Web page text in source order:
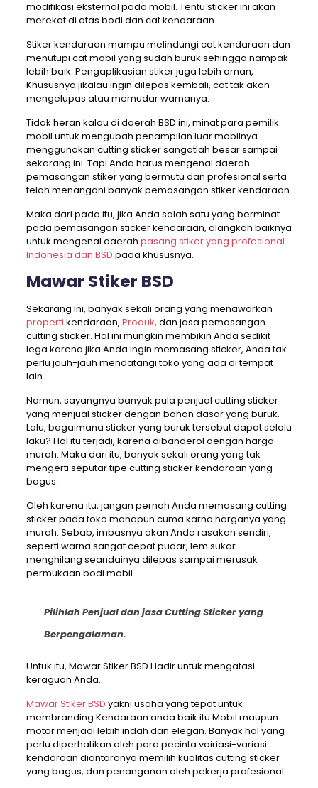
modifikasi eksternal pada mobil. Tentu sticker ini akan
merekat di atas bodi dan cat kendaraan.
Stiker kendaraan mampu melindungi cat kendaraan dan
menutupi cat mobil yang sudah buruk sehingga nampak
lebih baik. Pengaplikasian stiker juga lebih aman,
Khususnya jikalau ingin dilepas kembali, cat tak akan
mengelupas atau memudar warnanya.
Tidak heran kalau di daerah BSD ini, minat para pemilik
mobil untuk mengubah penampilan luar mobilnya
menggunakan cutting sticker sangatlah besar sampai
sekarang ini. Tapi Anda harus mengenal daerah
pemasangan stiker yang bermutu dan profesional serta
telah menangani banyak pemasangan stiker kendaraan.
Maka dari pada itu, jika Anda salah satu yang berminat
pada pemasangan sticker kendaraan, alangkah baiknya
untuk mengenal daerah pasang stiker yang profesional
Indonesia dan BSD pada khususnya.
Mawar Stiker BSD
Sekarang ini, banyak sekali orang yang menawarkan
properti kendaraan, Produk, dan jasa pemasangan
cutting sticker. Hal ini mungkin membikin Anda sedikit
lega karena jika Anda ingin memasang sticker, Anda tak
perlu jauh-jauh mendatangi toko yang ada di tempat
lain.
Namun, sayangnya banyak pula penjual cutting sticker
yang menjual sticker dengan bahan dasar yang buruk.
Lalu, bagaimana sticker yang buruk tersebut dapat selalu
laku? Hal itu terjadi, karena dibanderol dengan harga
murah. Maka dari itu, banyak sekali orang yang tak
mengerti seputar tipe cutting sticker kendaraan yang
bagus.
Oleh karena itu, jangan pernah Anda memasang cutting
sticker pada toko manapun cuma karna harganya yang
murah. Sebab, imbasnya akan Anda rasakan sendiri,
seperti warna sangat cepat pudar, lem sukar
menghilang seandainya dilepas sampai merusak
permukaan bodi mobil.
Pilihlah Penjual dan jasa Cutting Sticker yang
Berpengalaman.
Untuk itu, Mawar Stiker BSD Hadir untuk mengatasi
keraguan Anda.
Mawar Stiker BSD yakni usaha yang tepat untuk
membranding Kendaraan anda baik itu Mobil maupun
motor menjadi lebih indah dan elegan. Banyak hal yang
perlu diperhatikan oleh para pecinta vairiasi-variasi
kendaraan diantaranya memilih kualitas cutting sticker
yang bagus, dan penanganan oleh pekerja profesional.